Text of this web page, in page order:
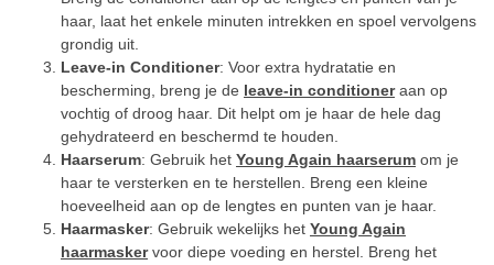
haar, laat het enkele minuten intrekken en spoel vervolgens
grondig uit.
Leave-in Conditioner: Voor extra hydratatie en
bescherming, breng je de leave-in conditioneraan op
vochtig of droog haar. Dit helpt om je haar de hele dag
gehydrateerd en beschermd te houden.
Haarserum: Gebruik het Young Again haarserum om je
haar te versterken en te herstellen. Breng een kleine
hoeveelheid aan op de lengtes en punten van je haar.
Haarmasker: Gebruik wekelijks het Young Again
haarmaskervoor diepe voeding en herstel. Breng het